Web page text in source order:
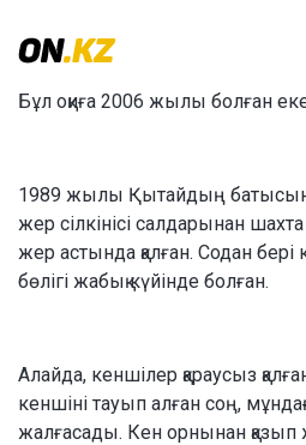
Бұл оқиға 2006 жылы болған
1989 жылы Қытайдың
жер сілкінісі салдарынан
жер астында қалған. Содан
бөлігі жабық күйінде болған.
Алайда, кеншілер қараусыз
кеншіні тауып алған соң,
жалғасады. Кен орнынан